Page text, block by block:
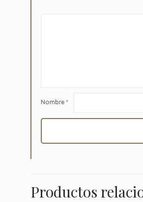
Nombre *
Productos